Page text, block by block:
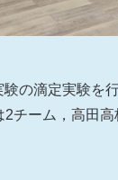
の滴定実験を
チーム，高田高